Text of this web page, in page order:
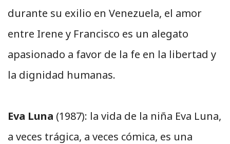
durante su exilio en Venezuela, el amor
entre Irene y Francisco es un alegato
apasionado a favor de la fe en la libertad y
la dignidad humanas.
Eva Luna (1987): la vida de la niña Eva Luna,
a veces trágica, a veces cómica, es una